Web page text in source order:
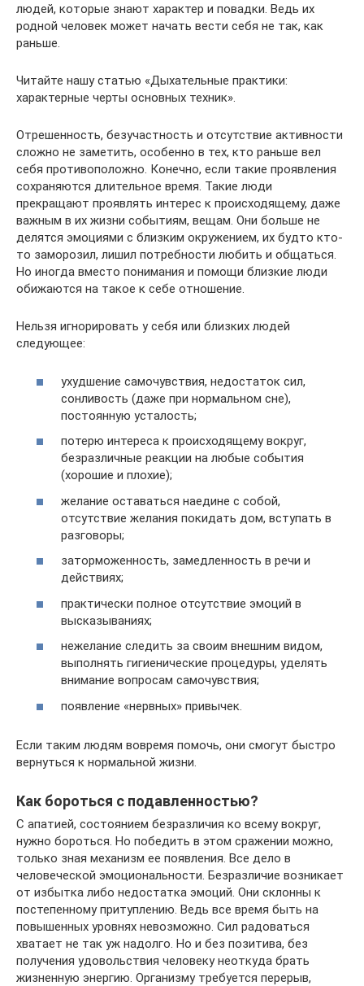
людей, которые знают характер и повадки. Ведь их
родной человек может начать вести себя не так, как
раньше.
Читайте нашу статью «Дыхательные практики:
характерные черты основных техник».
Отрешенность, безучастность и отсутствие активности
сложно не заметить, особенно в тех, кто раньше вел
себя противоположно. Конечно, если такие проявления
сохраняются длительное время. Такие люди
прекращают проявлять интерес к происходящему, даже
важным в их жизни событиям, вещам. Они больше не
делятся эмоциями с близким окружением, их будто кто-
то заморозил, лишил потребности любить и общаться.
Но иногда вместо понимания и помощи близкие люди
обижаются на такое к себе отношение.
Нельзя игнорировать у себя или близких людей
следующее:
ухудшение самочувствия, недостаток сил,
сонливость (даже при нормальном сне),
постоянную усталость;
потерю интереса к происходящему вокруг,
безразличные реакции на любые события
(хорошие и плохие);
желание оставаться наедине с собой,
отсутствие желания покидать дом, вступать в
разговоры;
заторможенность, замедленность в речи и
действиях;
практически полное отсутствие эмоций в
высказываниях;
нежелание следить за своим внешним видом,
выполнять гигиенические процедуры, уделять
внимание вопросам самочувствия;
появление «нервных» привычек.
Если таким людям вовремя помочь, они смогут быстро
вернуться к нормальной жизни.
Как бороться с подавленностью?
С апатией, состоянием безразличия ко всему вокруг,
нужно бороться. Но победить в этом сражении можно,
только зная механизм ее появления. Все дело в
человеческой эмоциональности. Безразличие возникает
от избытка либо недостатка эмоций. Они склонны к
постепенному притуплению. Ведь все время быть на
повышенных уровнях невозможно. Сил радоваться
хватает не так уж надолго. Но и без позитива, без
получения удовольствия человеку неоткуда брать
жизненную энергию. Организму требуется перерыв,